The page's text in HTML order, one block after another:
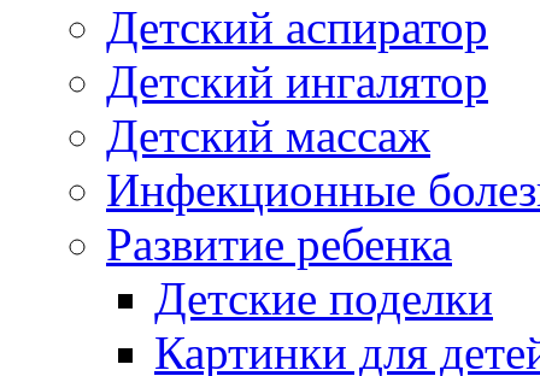
Детский аспиратор
Детский ингалятор
Детский массаж
Инфекционные
Развитие ребенка
Детские поделки
Картинки для